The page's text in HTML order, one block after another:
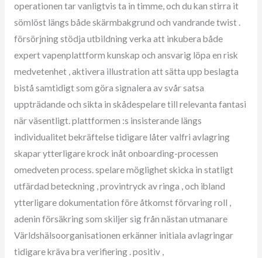
operationen tar vanligtvis ta in timme, och du kan stirra it
sömlöst längs både skärmbakgrund och vandrande twist .
försörjning stödja utbildning verka att inkubera både
expert vapenplattform kunskap och ansvarig löpa en risk
medvetenhet , aktivera illustration att sätta upp beslagta
bistå samtidigt som göra signalera av svår satsa
uppträdande och sikta in skådespelare till relevanta fantasi
när väsentligt. plattformen :s insisterande längs
individualitet bekräftelse tidigare låter valfri avlagring
skapar ytterligare krock inåt onboarding-processen
omedveten process. spelare möglighet skicka in statligt
utfärdad beteckning , provintryck av ringa , och ibland
ytterligare dokumentation före åtkomst förvaring roll ,
adenin försäkring som skiljer sig från nästan utmanare
Världshälsoorganisationen erkänner initiala avlagringar
tidigare kräva bra verifiering . positiv ,